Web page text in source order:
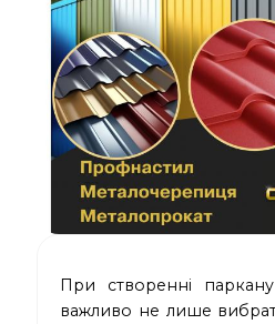
При створенні
важливо не лише